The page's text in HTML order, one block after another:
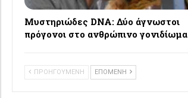
Μυστηριώδες DNA: Δύο άγνωστοι
πρόγονοι στο ανθρώπινο γονιδίωμα
ΠΡΟΗΓΟΥΜΕΝΗ ΕΠΟΜΕΝΗ